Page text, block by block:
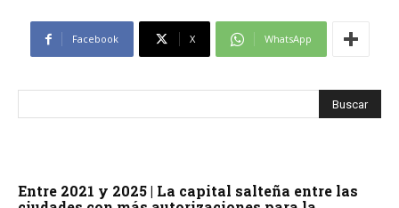
Facebook X WhatsApp
Entre 2021 y 2025 | La capital salteña entre las